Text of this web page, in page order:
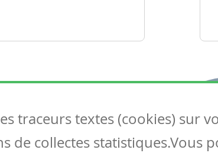
traceurs textes (cookies) sur
de collectes statistiques.Vous